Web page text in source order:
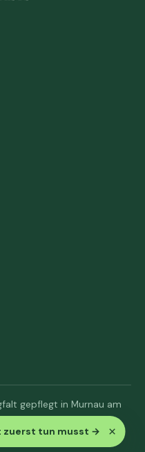
zuerst tun musst → ×
gepflegt in Murnau am